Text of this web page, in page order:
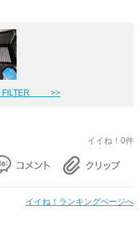
FILTER >>
イイね！0件
イイね！ランキングページへ